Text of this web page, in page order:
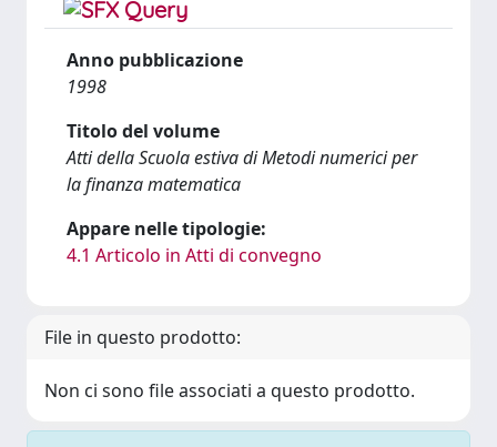
Anno pubblicazione
1998
Titolo del volume
Atti della Scuola estiva di Metodi numerici per
la finanza matematica
Appare nelle tipologie:
4.1 Articolo in Atti di convegno
File in questo prodotto:
Non ci sono file associati a questo prodotto.